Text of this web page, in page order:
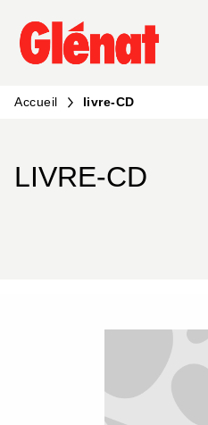
MENU RECHERCHE
PIED DE PAGE
Accueil livre-CD
LIVRE-CD